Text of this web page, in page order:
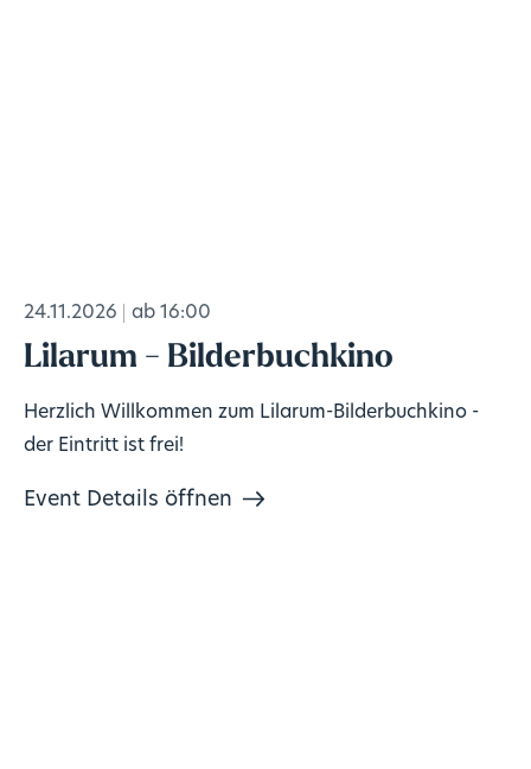
24.11.2026 ab 16:00
Lilarum - Bilderbuchkino
Herzlich Willkommen zum Lilarum-Bilderbuchkino -
der Eintritt ist frei!
Event Details öffnen